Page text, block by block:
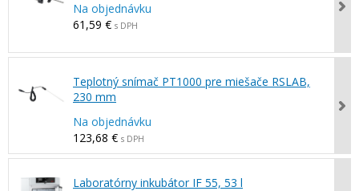
Na objednávku
61,59 € s DPH
Teplotný snímač PT1000 pre miešače RSLAB,
230 mm
Na objednávku
123,68 € s DPH
Laboratórny inkubátor IF 55, 53 l